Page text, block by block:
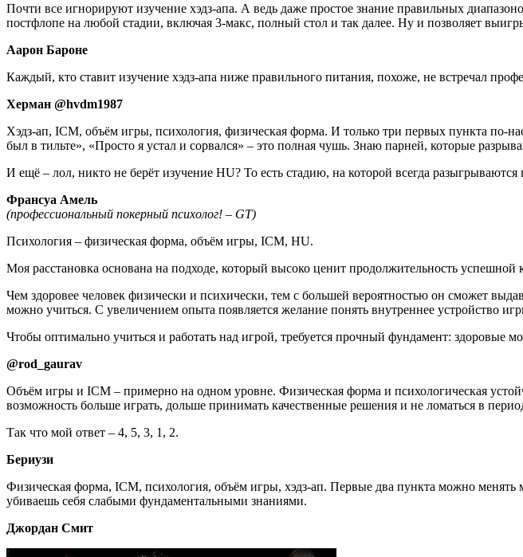
Почти все игнорируют изучение хэдз-апа. А ведь даже простое знание правильных
постфлопе на любой стадии, включая 3-макс, полный стол и так далее. Ну и позволяет
Аарон Бароне
Каждый, кто ставит изучение хэдз-апа ниже правильного питания, похоже, не встречал
Херман @hvdm1987
Хэдз-ап, ICM, объём игры, психология, физическая форма. И только три первых пункта по-
был в тильте», «Просто я устал и сорвался» – это полная чушь. Знаю парней, которые
И ещё – лол, никто не берёт изучение HU? То есть стадию, на которой всегда
Франсуа Амель
(профессиональный покерный психолог! – GT)
Психология – физическая форма, объём игры, ICM, HU.
Моя расстановка основана на подходе, который высоко ценит продолжительность успешной
Чем здоровее человек физически и психически, тем с большей вероятностью он сможет
можно учиться. С увеличением опыта появляется желание понять внутреннее устройство
Чтобы оптимально учиться и работать над игрой, требуется прочный фундамент: здоровые
@rod_gaurav
Объём игры и ICM – примерно на одном уровне. Физическая форма и психологическая
возможность больше играть, дольше принимать качественные решения и не ломаться в
Так что мой ответ – 4, 5, 3, 1, 2.
Бериузи
Физическая форма, ICM, психология, объём игры, хэдз-ап. Первые два пункта можно
убиваешь себя слабыми фундаментальными знаниями.
Джордан Смит